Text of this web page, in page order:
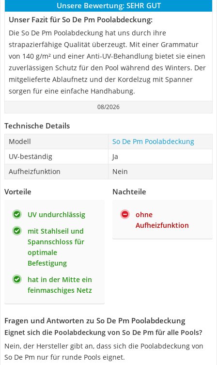
Unsere Bewertung: SEHR GUT
Unser Fazit für So De Pm Poolabdeckung:
Die So De Pm Poolabdeckung hat uns durch ihre
strapazierfähige Qualität überzeugt. Mit einer Grammatur
von 140 g/m² und einer Anti-UV-Behandlung bietet sie einen
zuverlässigen Schutz für den Pool während des Winters. Der
mitgelieferte Ablaufnetz und der Kordelzug mit Spanner
sorgen für eine einfache Handhabung.
08/2026
Technische Details
Modell
So De Pm Poolabdeckung
UV-beständig
Ja
Aufheizfunktion
Nein
Vorteile
UV undurchlässig
mit Stahlseil und
Spannschloss für
optimale
Befestigung
hat in der Mitte ein
feinmaschiges Netz
Nachteile
ohne
Aufheizfunktion
Fragen und Antworten zu So De Pm Poolabdeckung
Eignet sich die Poolabdeckung von So De Pm für alle Pools?
Nein, der Hersteller gibt an, dass sich die Poolabdeckung von
So De Pm nur für runde Pools eignet.